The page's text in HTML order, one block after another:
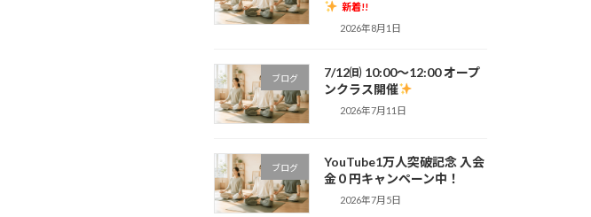
新着!!
2026年8月1日
ブログ
7/12㈰ 10:00～12:00 オープ
ンクラス開催
2026年7月11日
ブログ
YouTube1万人突破記念 入会
金０円キャンペーン中！
2026年7月5日